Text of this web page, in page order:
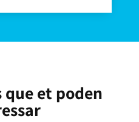
et poden